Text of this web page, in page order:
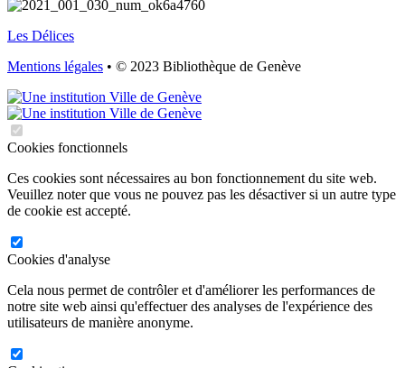
Les Délices
Mentions légales • © 2023 Bibliothèque de Genève
Cookies fonctionnels
Ces cookies sont nécessaires au bon fonctionnement du site web.
Veuillez noter que vous ne pouvez pas les désactiver si un autre type
de cookie est accepté.
Cookies d'analyse
Cela nous permet de contrôler et d'améliorer les performances de
notre site web ainsi qu'effectuer des analyses de l'expérience des
utilisateurs de manière anonyme.